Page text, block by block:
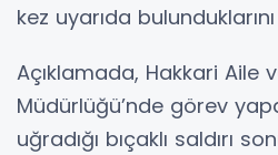
kez uyarıda
Açıklamada, Hakkari Aile
Müdürlüğü’nde görev
uğradığı bıçaklı saldırı